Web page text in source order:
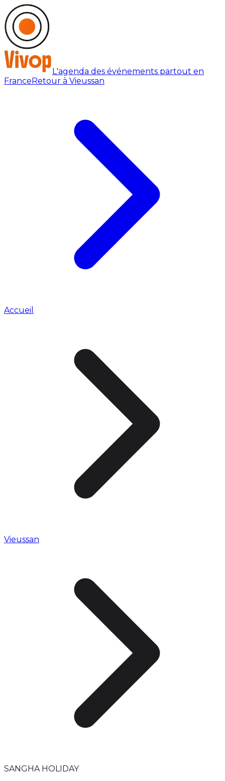
L'agenda des événements partout en
FranceRetour à Vieussan
Accueil
Vieussan
SANGHA HOLIDAY